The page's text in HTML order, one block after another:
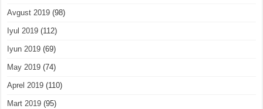
Avgust 2019 (98)
Iyul 2019 (112)
Iyun 2019 (69)
May 2019 (74)
Aprel 2019 (110)
Mart 2019 (95)